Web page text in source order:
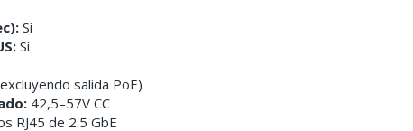
Sí
Sí
salida PoE)
42,5–57V CC
RJ45 de 2.5 GbE